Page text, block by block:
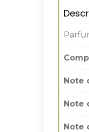
Note
Note
Note